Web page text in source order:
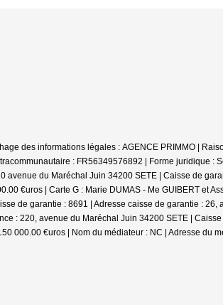
des informations légales : AGENCE PRIMMO |
: FR56349576892 | Forme juridique :
du Maréchal Juin 34200 SETE | Caisse de
€uros | Carte G : Marie DUMAS - Me GUIBERT et
de garantie : 8691 | Adresse caisse de garantie :
: 220, avenue du Maréchal Juin 34200 SETE |
000.00 €uros | Nom du médiateur : NC | Adresse du